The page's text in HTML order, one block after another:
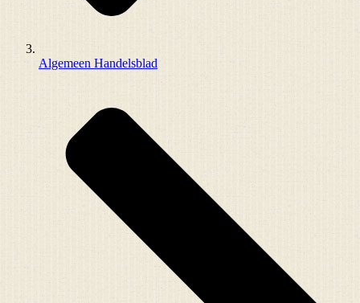
Algemeen Handelsblad